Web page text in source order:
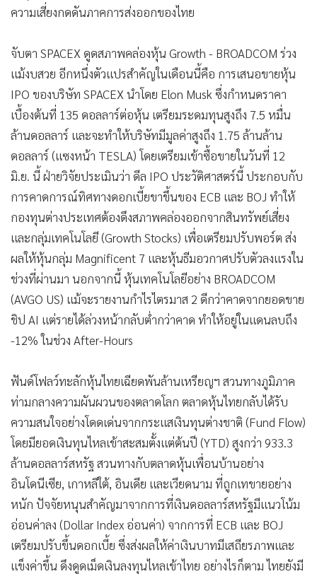
ความเสี่ยงกดดันภาคการส่งออกของไทย
จับตา SPACEX ดูดสภาพคล่องหุ้น Growth - BROADCOM ร่วง
แม้งบสวย อีกหนึ่งตัวแปรสำคัญในเดือนนี้คือ การเสนอขายหุ้น
IPO ของบริษัท SPACEX นำโดย Elon Musk ซึ่งกำหนดราคา
เบื้องต้นที่ 135 ดอลลาร์ต่อหุ้น เตรียมระดมทุนสูงถึง 7.5 หมื่น
ล้านดอลลาร์ และจะทำให้บริษัทมีมูลค่าสูงถึง 1.75 ล้านล้าน
ดอลลาร์ (แซงหน้า TESLA) โดยเตรียมเข้าซื้อขายในวันที่ 12
มิ.ย. นี้ ฝ่ายวิจัยประเมินว่า ดีล IPO ประวัติศาสตร์นี้ ประกอบกับ
การคาดการณ์ทิศทางดอกเบี้ยขาขึ้นของ ECB และ BOJ ทำให้
กองทุนต่างประเทศต้องดึงสภาพคล่องออกจากสินทรัพย์เสี่ยง
และกลุ่มเทคโนโลยี (Growth Stocks) เพื่อเตรียมปรับพอร์ต ส่ง
ผลให้หุ้นกลุ่ม Magnificent 7 และหุ้นธีมอวกาศปรับตัวลงแรงใน
ช่วงที่ผ่านมา นอกจากนี้ หุ้นเทคโนโลยีอย่าง BROADCOM
(AVGO US) แม้จะรายงานกำไรไตรมาส 2 ดีกว่าคาดจากยอดขาย
ชิป AI แต่รายได้ล่วงหน้ากลับต่ำกว่าคาด ทำให้อยู่ในแดนลบถึง
-12% ในช่วง After-Hours
ฟันด์โฟลว์ทะลักหุ้นไทยเฉียดพันล้านเหรียญฯ สวนทางภูมิภาค
ท่ามกลางความผันผวนของตลาดโลก ตลาดหุ้นไทยกลับได้รับ
ความสนใจอย่างโดดเด่นจากกระแสเงินทุนต่างชาติ (Fund Flow)
โดยมียอดเงินทุนไหลเข้าสะสมตั้งแต่ต้นปี (YTD) สูงกว่า 933.3
ล้านดอลลาร์สหรัฐ สวนทางกับตลาดหุ้นเพื่อนบ้านอย่าง
อินโดนีเซีย, เกาหลีใต้, อินเดีย และเวียดนาม ที่ถูกเทขายอย่าง
หนัก ปัจจัยหนุนสำคัญมาจากการที่เงินดอลลาร์สหรัฐมีแนวโน้ม
อ่อนค่าลง (Dollar Index อ่อนค่า) จากการที่ ECB และ BOJ
เตรียมปรับขึ้นดอกเบี้ย ซึ่งส่งผลให้ค่าเงินบาทมีเสถียรภาพและ
แข็งค่าขึ้น ดึงดูดเม็ดเงินลงทุนไหลเข้าไทย อย่างไรก็ตาม ไทยยังมี